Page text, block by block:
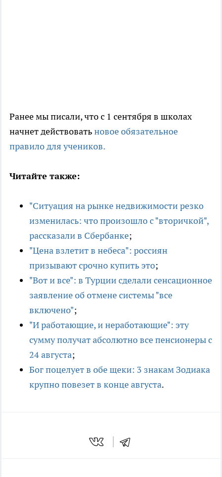
Ранее мы писали, что с 1 сентября в школах
начнет действоватьновое обязательное
правило для учеников.
Читайте также:
"Ситуация на рынке недвижимости резко
изменилась: что произошло с "вторичкой",
рассказали в Сбербанке;
"Цена взлетит в небеса": россиян
призывают срочно купить это;
"Вот и все": в Турции сделали сенсационное
заявление об отмене системы "все
включено";
"И работающие, и неработающие": эту
сумму получат абсолютно все пенсионеры с
24 августа;
Бог поцелует в обе щеки: 3 знакам Зодиака
крупно повезет в конце августа.